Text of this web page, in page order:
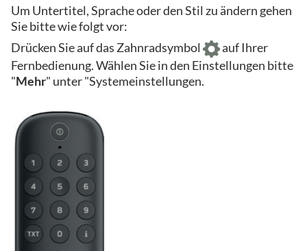
Um Untertitel, Sprache oder den Stil zu ändern gehen
Sie bitte wie folgt vor:
Drücken Sie auf das Zahnradsymbol
auf Ihrer
Fernbedienung. Wählen Sie in den Einstellungen bitte
"Mehr" unter "Systemeinstellungen.